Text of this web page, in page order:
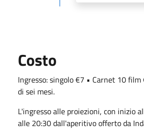
Costo
Ingresso: singolo €7 • Carnet 10
di sei mesi.
L'ingresso alle proiezioni, con inizio
alle 20:30 dall'aperitivo offerto da